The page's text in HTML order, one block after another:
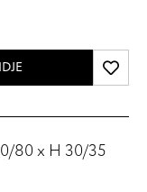
80 x H 30/35